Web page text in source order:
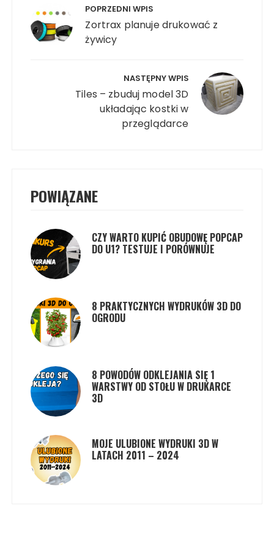
wpisu POPRZEDNI WPIS
Zortrax planuje drukować z
żywicy
NASTĘPNY WPIS
Tiles – zbuduj model 3D
układając kostki w
przeglądarce
POWIĄZANE
CZY WARTO KUPIĆ OBUDOWĘ POPCAP
DO U1? TESTUJE I PORÓWNUJE
8 PRAKTYCZNYCH WYDRUKÓW 3D DO
OGRODU
8 POWODÓW ODKLEJANIA SIĘ 1
WARSTWY OD STOŁU W DRUKARCE
3D
MOJE ULUBIONE WYDRUKI 3D W
LATACH 2011 – 2024